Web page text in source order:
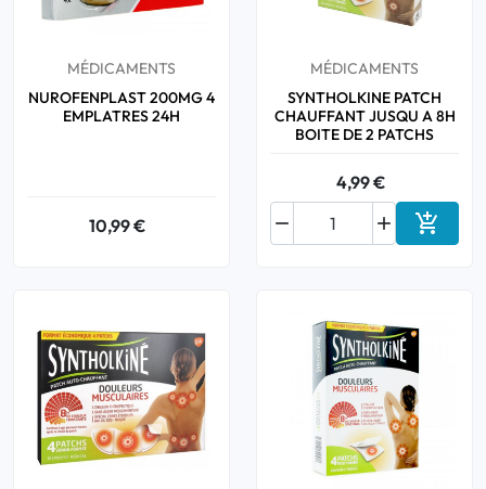
MÉDICAMENTS
NUROFENPLAST 200MG 4
EMPLATRES 24H
10,99 €
MÉDICAMENTS
SYNTHOLKINE PATCH
CHAUFFANT JUSQU A 8H
BOITE DE 2 PATCHS
4,99 €

 